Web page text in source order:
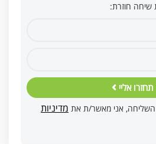
שיחה חוזרת:
תחזרו אליי
השליחה, אני מאשר/ת את מדיניות